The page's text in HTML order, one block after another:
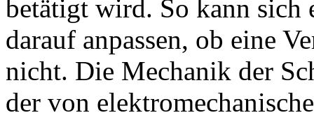
betätigt wird. So kann sich
darauf anpassen, ob eine
nicht. Die Mechanik der
der von